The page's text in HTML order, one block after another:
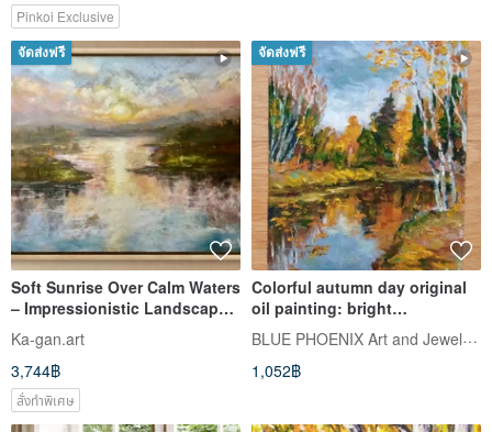
Pinkoi Exclusive
จัดส่งฟรี
Soft Sunrise Over Calm Waters
– Impressionistic Landscape
Painting, Pastel Art
Ka-gan.art
3,744฿
สั่งทำพิเศษ
จัดส่งฟรี
Colorful autumn day original
oil painting: bright
impressionist art gift idea
BLUE PHOENIX Art and Jewelry Studio
1,052฿